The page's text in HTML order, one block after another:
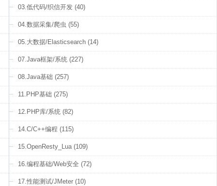
03.低代码/织信开发 (40)
04.数据采集/爬虫 (55)
05.大数据/Elasticsearch (14)
07.Java框架/系统 (227)
08.Java基础 (257)
11.PHP基础 (275)
12.PHP库/系统 (82)
14.C/C++编程 (115)
15.OpenResty_Lua (109)
16.编程基础/Web安全 (72)
17.性能测试/JMeter (10)